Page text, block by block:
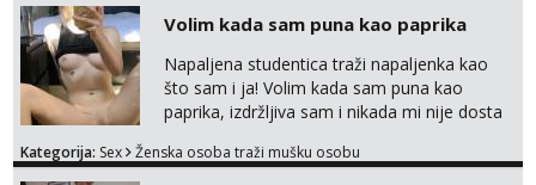
Volim kada sam puna kao paprika
Napaljena studentica traži napaljenka kao
što sam i ja! Volim kada sam puna kao
paprika, izdržljiva sam i nikada mi nije dosta
bilo kad i bilo gdje zato se javi što prije da
Kategorija: Sex Ženska osoba traži mušku osobu